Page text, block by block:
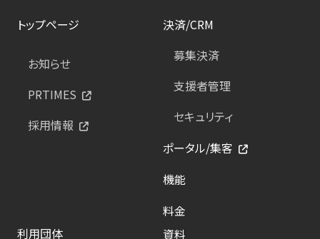
トップページ
お知らせ
PRTIMES
採用情報
決済/CRM
募集決済
支援者管理
セキュリティ
ポータル/集客
機能
料金
利用団体
資料